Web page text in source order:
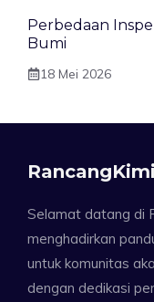
Perbedaan
Bumi
18 Mei 2026
Selamat datang di
menghadirkan
untuk komunitas
dengan dedikasi